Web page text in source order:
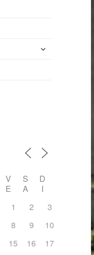
ouvrir
V
E
S
A
D
I
1 2
3
8 9
10
15 16
17